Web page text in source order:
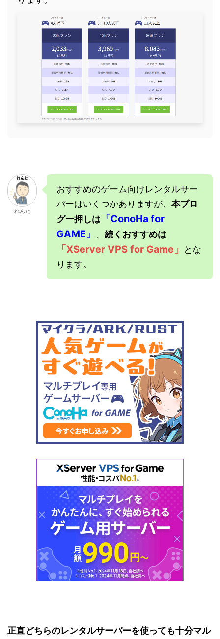
れんた
おすすめのゲーム向けレンタルサー
バーはいくつかありますが、 本ブロ
グ一押しは
「ConoHa for
GAME」
、 続くおすすめは
「XServer VPS for Game」
とな
ります。
正直どちらのレンタルサーバーを使っても十分マル